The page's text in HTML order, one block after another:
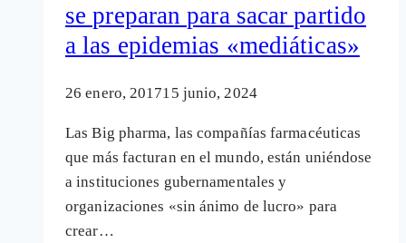
se preparan para sacar partido
a las epidemias «mediáticas»
26 enero, 201715 junio, 2024
Las Big pharma, las compañías farmacéuticas
que más facturan en el mundo, están uniéndose
a instituciones gubernamentales y
organizaciones «sin ánimo de lucro» para
crear…